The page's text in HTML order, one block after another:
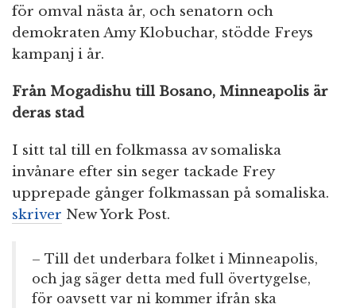
för omval nästa år, och senatorn och
demokraten Amy Klobuchar, stödde Freys
kampanj i år.
Från Mogadishu till Bosano, Minneapolis är
deras stad
I sitt tal till en folkmassa av somaliska
invånare efter sin seger tackade Frey
upprepade gånger folkmassan på somaliska.
skriver New York Post.
– Till det underbara folket i Minneapolis,
och jag säger detta med full övertygelse,
för oavsett var ni kommer ifrån ska